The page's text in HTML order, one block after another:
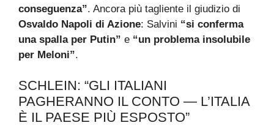
conseguenza”. Ancora più tagliente il giudizio di
Osvaldo Napoli di Azione: Salvini “si conferma
una spalla per Putin” e “un problema insolubile
per Meloni”.
SCHLEIN: “GLI ITALIANI
PAGHERANNO IL CONTO — L’ITALIA
È IL PAESE PIÙ ESPOSTO”